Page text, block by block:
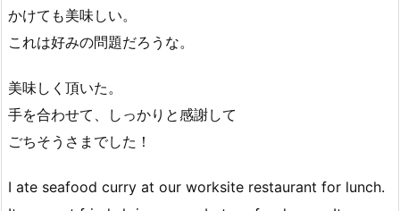
かけても美味しい。
これは好みの問題だろうな。
美味しく頂いた。
手を合わせて、しっかりと感謝して
ごちそうさまでした！
I ate seafood curry at our worksite restaurant for lunch.